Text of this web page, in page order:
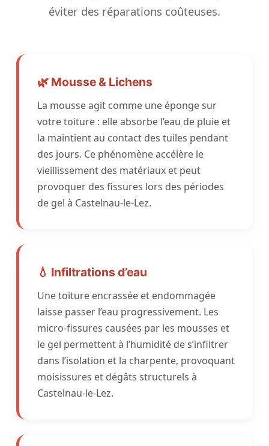
éviter des réparations coûteuses.
🌿 Mousse & Lichens
La mousse agit comme une éponge sur
votre toiture : elle absorbe l’eau de pluie et
la maintient au contact des tuiles pendant
des jours. Ce phénomène accélère le
vieillissement des matériaux et peut
provoquer des fissures lors des périodes
de gel à Castelnau-le-Lez.
💧 Infiltrations d’eau
Une toiture encrassée et endommagée
laisse passer l’eau progressivement. Les
micro-fissures causées par les mousses et
le gel permettent à l’humidité de s’infiltrer
dans l’isolation et la charpente, provoquant
moisissures et dégâts structurels à
Castelnau-le-Lez.